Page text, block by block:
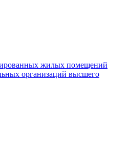
жилых помещений
организаций высшего